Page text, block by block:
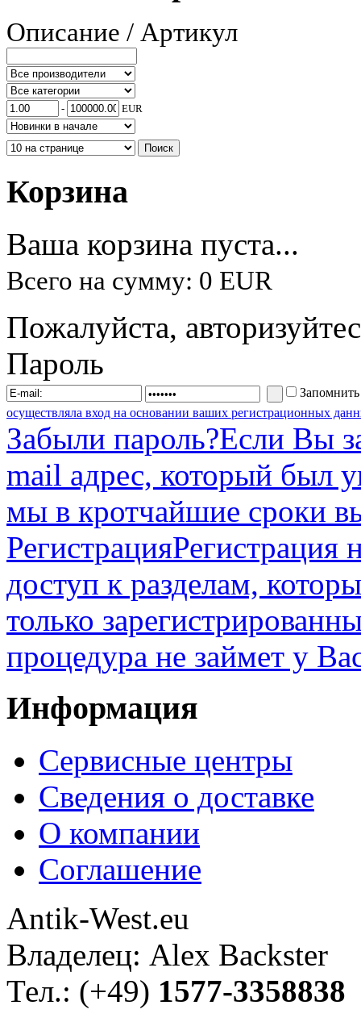
Описание / Артикул
- EUR
Корзина
Ваша корзина пуста...
Всего на сумму: 0 EUR
Пожалуйста,
Пароль
осуществляла вход на основании ваших регистрационных
Забыли пароль?Если Вы
mail адрес, который был
мы в кротчайшие сроки
РегистрацияРегистрация
доступ к разделам,
только
процедура не займет у
Информация
Сервисные центры
Сведения о доставке
О компании
Соглашение
Antik-West.eu
Владелец: Alex Backster
Тел.: (+49) 1577-3358838